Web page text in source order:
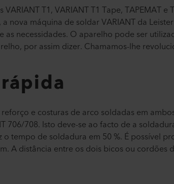
T1, VARIANT T1 Tape, TAPEMAT e
nova máquina de soldar VARIANT da
necessidades. O aparelho pode ser
por assim dizer. Chamamos-lhe
e costuras de arco soldadas em
706/708. Isto deve-se ao facto de a
tempo de soldadura em 50 %. É possível
A distância entre os dois bicos ou cordões